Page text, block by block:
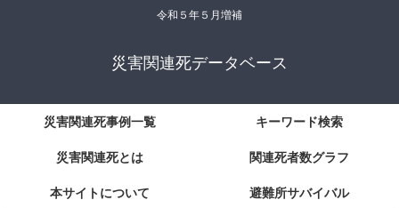
令和５年５月増補
災害関連死データベース
災害関連死事例一覧 キーワード検索
災害関連死とは 関連死者数グラフ
本サイトについて 避難所サバイバル